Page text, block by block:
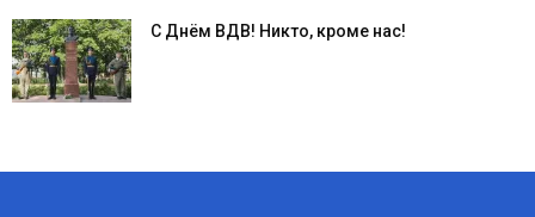
С Днём ВДВ! Никто, кроме нас!